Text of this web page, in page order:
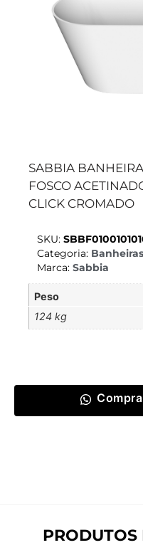
SABBIA
FOSCO
CLICK CROMADO
SKU:
Categoria: Banheiras
Marca: Sabbia
Peso
124 kg